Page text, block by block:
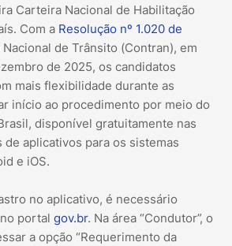
Carteira Nacional de Habilitação
Com a Resolução nº 1.020 de
de Trânsito (Contran), em
de 2025, os candidatos
mais flexibilidade durante as
início ao procedimento por meio do
disponível gratuitamente nas
de aplicativos para os sistemas
e iOS.
no aplicativo, é necessário
portal gov.br. Na área “Condutor”, o
a opção “Requerimento da